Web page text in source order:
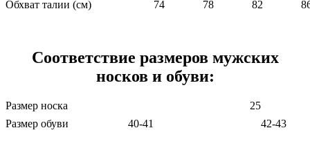
Обхват талии (см)
74 78 82
Соответствие размеров мужских
носков и обуви:
Размер носка
25
Размер обуви
40-41 42-43